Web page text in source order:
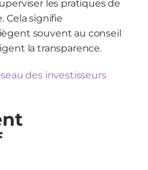
les pratiques de
Cela signifie
souvent au conseil
la transparence.
des investisseurs